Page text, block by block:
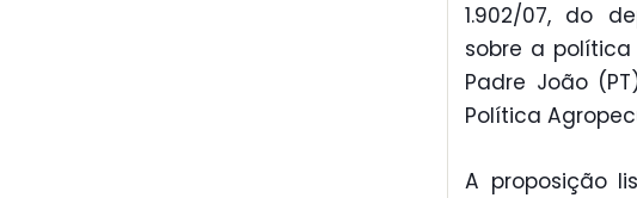
1.902/07, do
sobre a
Padre João
Política
A proposição